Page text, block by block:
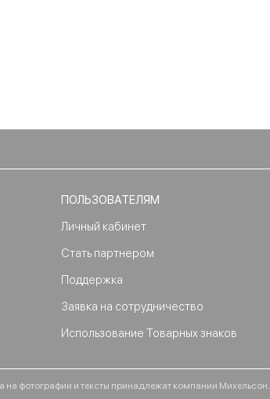
ПОЛЬЗОВАТЕЛЯМ
Личный кабинет
Стать партнером
Поддержка
Заявка на сотрудничество
Использование Товарных знаков
на фотографии и тексты принадлежат компании Михельсон.